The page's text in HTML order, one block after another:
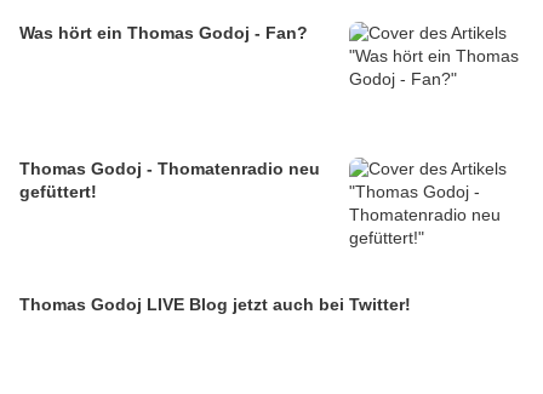
Was hört ein Thomas Godoj - Fan?
Thomas Godoj - Thomatenradio neu
gefüttert!
Thomas Godoj LIVE Blog jetzt auch bei Twitter!